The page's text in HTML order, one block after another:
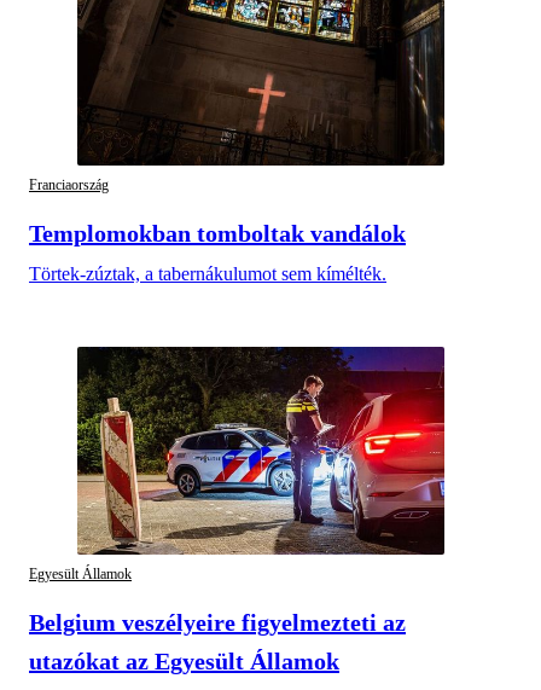
Franciaország
Templomokban tomboltak vandálok
Törtek-zúztak, a tabernákulumot sem kímélték.
Egyesült Államok
Belgium veszélyeire figyelmezteti az
utazókat az Egyesült Államok